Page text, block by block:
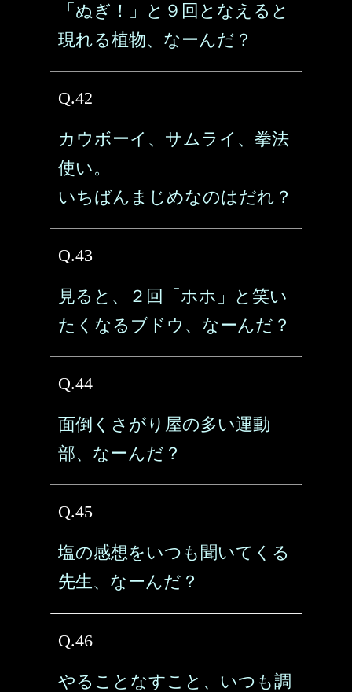
「ぬぎ！」と９回となえると
現れる植物、なーんだ？
Q.42
カウボーイ、サムライ、拳法
使い。
いちばんまじめなのはだれ？
Q.43
見ると、２回「ホホ」と笑い
たくなるブドウ、なーんだ？
Q.44
面倒くさがり屋の多い運動
部、なーんだ？
Q.45
塩の感想をいつも聞いてくる
先生、なーんだ？
Q.46
やることなすこと、いつも調